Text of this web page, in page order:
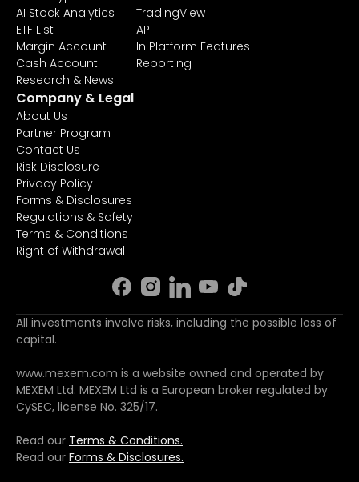
AI Stock Analytics
ETF List
Margin Account
Cash Account
Research & News
TradingView
API
In Platform Features
Reporting
Company & Legal
About Us
Partner Program
Contact Us
Risk Disclosure
Privacy Policy
Forms & Disclosures
Regulations & Safety
Terms & Conditions
Right of Withdrawal
All investments involve risks, including the possible loss of
capital.
www.mexem.com is a website owned and operated by
MEXEM Ltd. MEXEM Ltd is a European broker regulated by
CySEC, license No. 325/17.
Read our Terms & Conditions.
Read our Forms & Disclosures.